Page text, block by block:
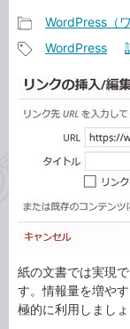
事
カ
テ
ゴ
WordPress（
事
タ
WordPress
紙の文書では実現
す。情報量を増や
極的に利用しましょ